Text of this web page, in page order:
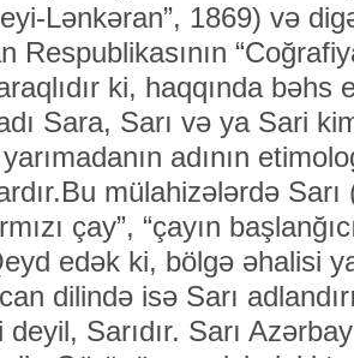
Lənkəran”, 1869) və
Respublikasının
ki, haqqında bəhs
Sara, Sarı və ya Sari
adının
mülahizələrdə
çay”, “çayın
edək ki, bölgə əhalisi
dilində isə Sarı
deyil, Sarıdır. Sarı